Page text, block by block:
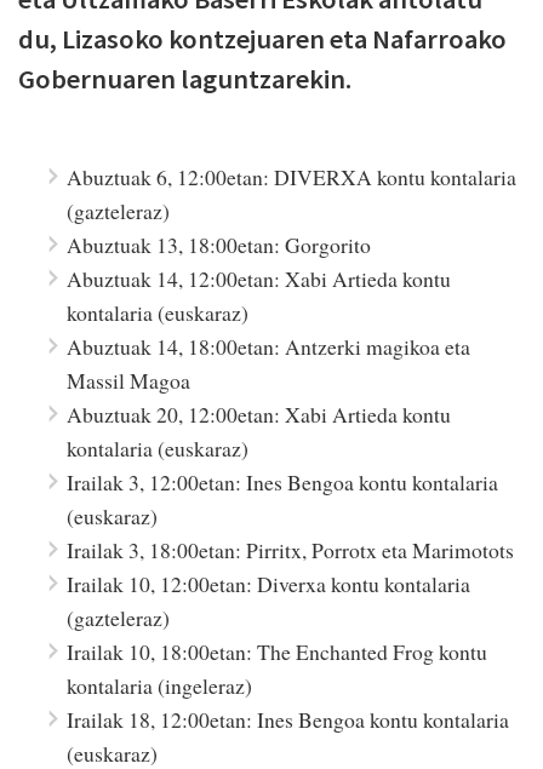
du, Lizasoko kontzejuaren eta Nafarroako
Gobernuaren laguntzarekin.
Abuztuak 6, 12:00etan: DIVERXA kontu kontalaria
(gazteleraz)
Abuztuak 13, 18:00etan: Gorgorito
Abuztuak 14, 12:00etan: Xabi Artieda kontu
kontalaria (euskaraz)
Abuztuak 14, 18:00etan: Antzerki magikoa eta
Massil Magoa
Abuztuak 20, 12:00etan: Xabi Artieda kontu
kontalaria (euskaraz)
Irailak 3, 12:00etan: Ines Bengoa kontu kontalaria
(euskaraz)
Irailak 3, 18:00etan: Pirritx, Porrotx eta Marimotots
Irailak 10, 12:00etan: Diverxa kontu kontalaria
(gazteleraz)
Irailak 10, 18:00etan: The Enchanted Frog kontu
kontalaria (ingeleraz)
Irailak 18, 12:00etan: Ines Bengoa kontu kontalaria
(euskaraz)